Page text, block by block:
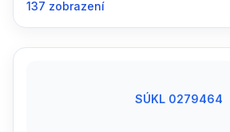
137 zobrazení
SÚKL 0279464